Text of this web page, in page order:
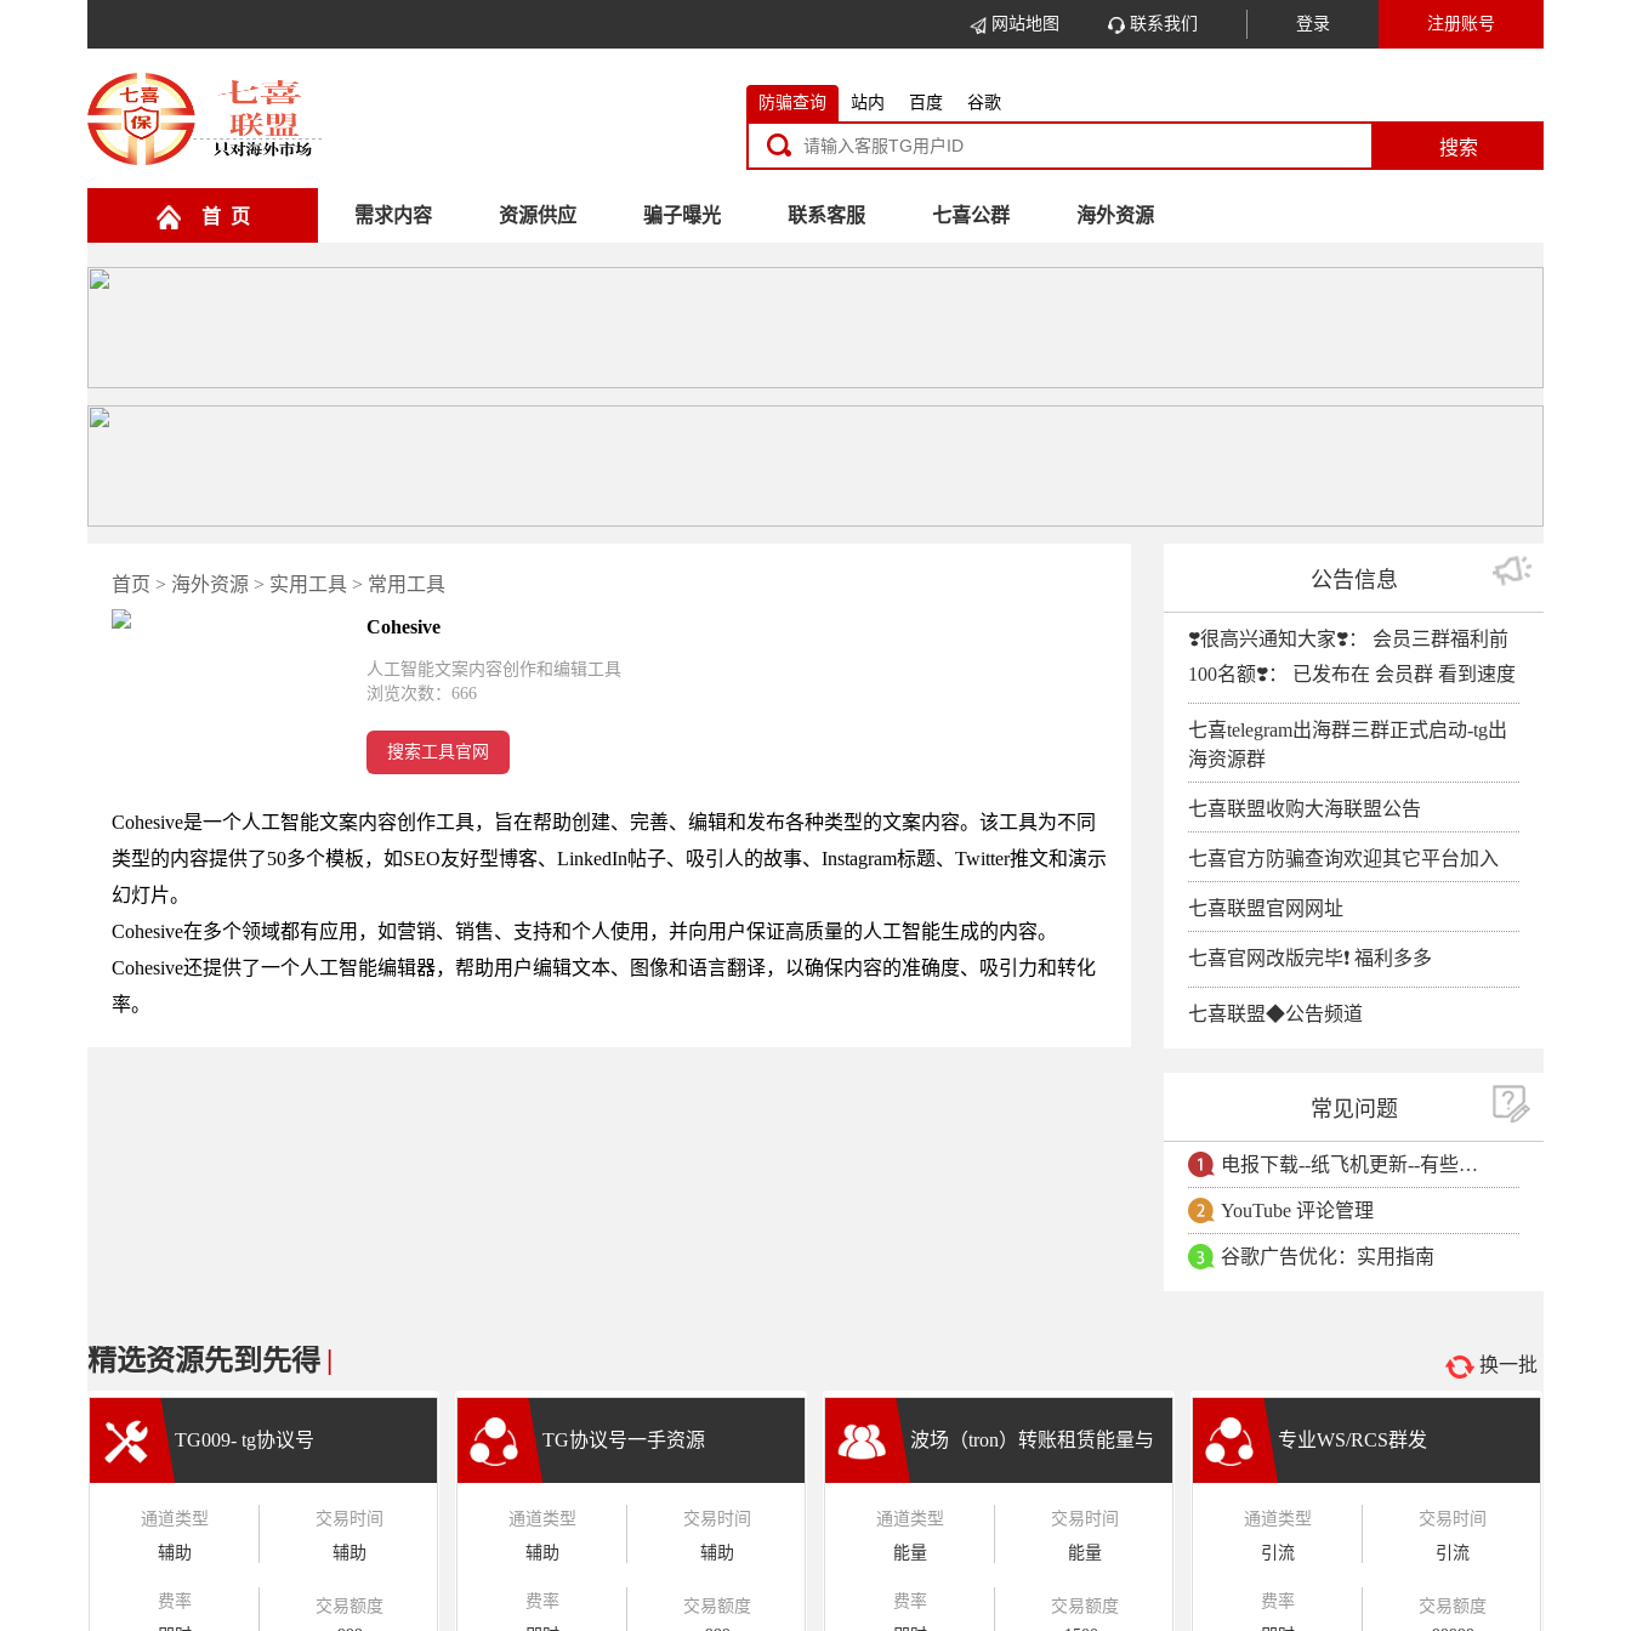
注册账号
登录
联系我们
网站地图
防骗查询 站内 百度 谷歌
搜索
首 页 需求内容 资源供应 骗子曝光 联系客服 七喜公群 海外资源
首页 > 海外资源 > 实用工具 > 常用工具
Cohesive
人工智能文案内容创作和编辑工具
浏览次数： 666
搜索工具官网
Cohesive是一个人工智能文案内容创作工具，旨在帮助创建、完善、编辑和发布各种类型的文案内容。该工具为不同
类型的内容提供了50多个模板，如SEO友好型博客、LinkedIn帖子、吸引人的故事、Instagram标题、Twitter推文和演示
幻灯片。
Cohesive在多个领域都有应用，如营销、销售、支持和个人使用，并向用户保证高质量的人工智能生成的内容。
Cohesive还提供了一个人工智能编辑器，帮助用户编辑文本、图像和语言翻译，以确保内容的准确度、吸引力和转化
率。
公告信息
❣️很高兴通知大家❣️： 会员三群福利前
100名额❣️： 已发布在 会员群 看到速度
七喜telegram出海群三群正式启动-tg出
海资源群
七喜联盟收购大海联盟公告
七喜官方防骗查询欢迎其它平台加入
七喜联盟官网网址
七喜官网改版完毕❗️ 福利多多
七喜联盟◆公告频道
常见问题
电报下载--纸飞机更新--有些用户安卓手机无法更新电报软件
YouTube 评论管理
谷歌广告优化：实用指南
精选资源先到先得 | 换一批
TG009- tg协议号
通道类型
辅助
交易时间
辅助
费率
交易额度
TG协议号一手资源
通道类型
辅助
交易时间
辅助
费率
交易额度
波场（tron）转账租赁能量与
通道类型
能量
交易时间
能量
费率
交易额度
专业WS/RCS群发
通道类型
引流
交易时间
引流
费率
交易额度